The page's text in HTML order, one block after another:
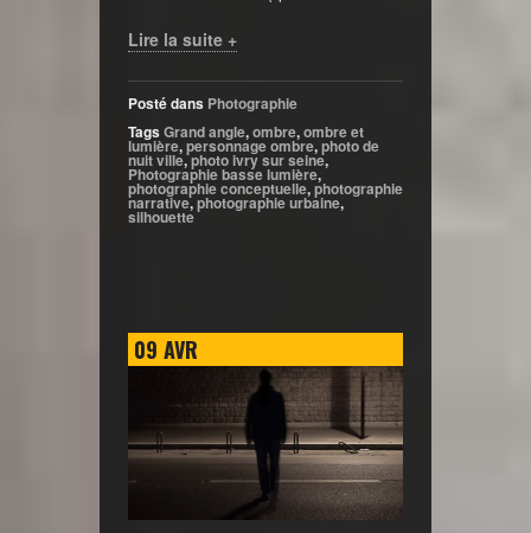
Lire la suite +
Posté dans Photographie
TagsGrand angle,ombre,ombre et
lumière,personnage ombre,photo de
nuit ville,photo ivry sur seine,
Photographie basse lumière,
photographie conceptuelle,photographie
narrative,photographie urbaine,
silhouette
09 AVR